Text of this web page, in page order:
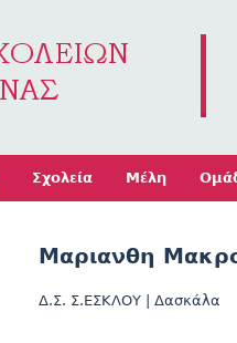
Σχολεία Μέλη
Mαριανθη
Δ.Σ. Σ.ΕΣΚΛΟΥ Δασκάλα